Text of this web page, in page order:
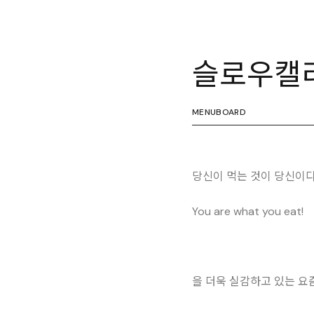
슬로우캘
MENUBOARD
당신이 먹는 것이 당신이
You are what you eat!
을 더욱 실감하고 있는 요